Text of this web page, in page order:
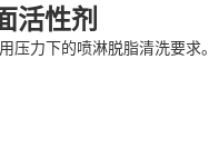
活性剂
力下的喷淋脱脂清洗要求。